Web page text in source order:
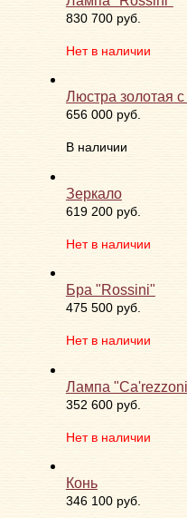
Лампа "Rossini"
Люстра золотая
Зеркало
Бра "Rossini"
Лампа
Конь